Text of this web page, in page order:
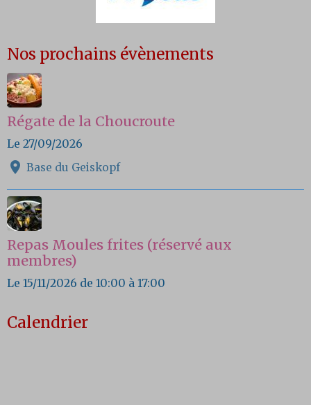
Nos prochains évènements
Régate de la Choucroute
Le 27/09/2026
Base du Geiskopf
Repas Moules frites (réservé aux
membres)
Le 15/11/2026 de 10:00 à 17:00
Calendrier